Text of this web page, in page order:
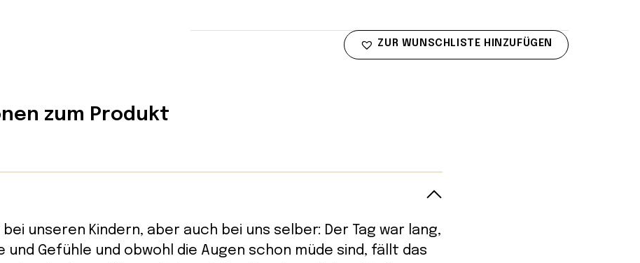
ZUR WUNSCHLISTE HINZUFÜGEN
zum Produkt
bei unseren Kindern, aber auch bei uns selber: Der Tag war lang,
und Gefühle und obwohl die Augen schon müde sind, fällt das